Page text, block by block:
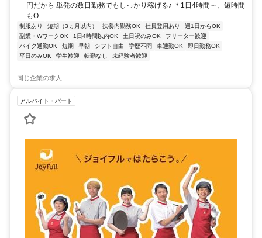
円だから 単発の数日勤務でもしっかり稼げる♪ ＊1日4時間～、短時間
もO...
制服あり 短期（3ヵ月以内） 扶養内勤務OK 社員登用あり
週1日からOK
副業・WワークOK
1日4時間以内OK 土日祝のみOK
フリーター歓迎
バイク通勤OK
短期 早朝 シフト自由 学歴不問 車通勤OK
即日勤務OK
平日のみOK
学生歓迎 転勤なし 未経験者歓迎
同じ企業の求人
アルバイト・パート